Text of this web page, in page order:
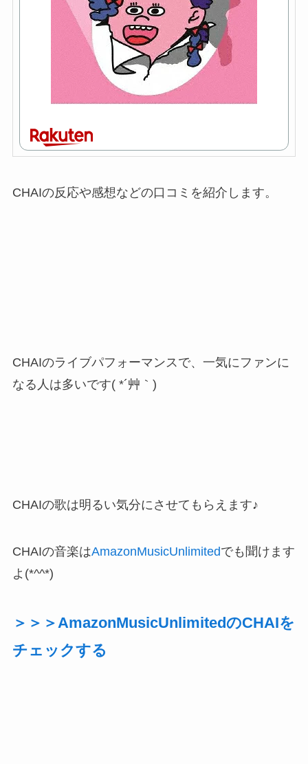
CHAIの反応や感想などの口コミを紹介します。
CHAIのライブパフォーマンスで、一気にファンに
なる人は多いです( *´艸｀)
CHAIの歌は明るい気分にさせてもらえます♪
CHAIの音楽はAmazonMusicUnlimitedでも聞けます
よ(*^^*)
＞＞＞AmazonMusicUnlimitedのCHAIを
チェックする